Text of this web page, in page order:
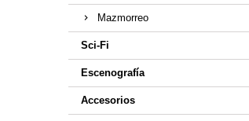
Mazmorreo
Sci-Fi
Escenografía
Accesorios